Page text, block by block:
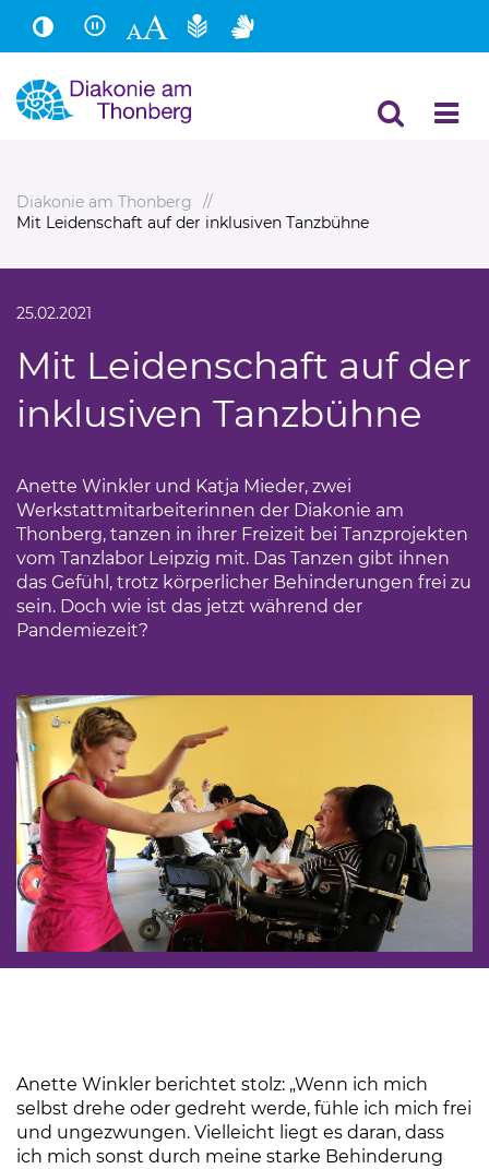
Hauptinhalt
Fußbereich
Diakonie am Thonberg
Mit Leidenschaft auf der inklusiven Tanzbühne
25.02.2021
Mit Leidenschaft auf der
inklusiven Tanzbühne
Anette Winkler und Katja Mieder, zwei
Werkstattmitarbeiterinnen der Diakonie am
Thonberg, tanzen in ihrer Freizeit bei Tanzprojekten
vom Tanzlabor Leipzig mit. Das Tanzen gibt ihnen
das Gefühl, trotz körperlicher Behinderungen frei zu
sein. Doch wie ist das jetzt während der
Pandemiezeit?
Anette Winkler berichtet stolz: „Wenn ich mich
selbst drehe oder gedreht werde, fühle ich mich frei
und ungezwungen. Vielleicht liegt es daran, dass
ich mich sonst durch meine starke Behinderung